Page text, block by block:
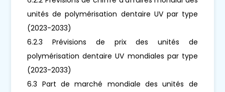
unités de polymérisation dentaire UV par type
(2023-2033)
6.2.3 Prévisions de prix des unités de
polymérisation dentaire UV mondiales par type
(2023-2033)
6.3 Part de marché mondiale des unités de